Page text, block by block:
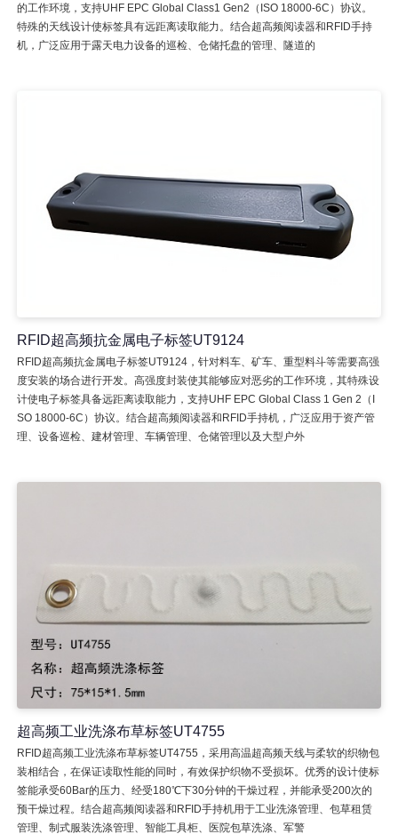
的工作环境，支持UHF EPC Global Class1 Gen2（ISO 18000-6C）协议。
特殊的天线设计使标签具有远距离读取能力。结合超高频阅读器和RFID手持
机，广泛应用于露天电力设备的巡检、仓储托盘的管理、隧道的
RFID超高频抗金属电子标签UT9124
RFID超高频抗金属电子标签UT9124，针对料车、矿车、重型料斗等需要高强
度安装的场合进行开发。高强度封装使其能够应对恶劣的工作环境，其特殊设
计使电子标签具备远距离读取能力，支持UHF EPC Global Class 1 Gen 2（I
SO 18000-6C）协议。结合超高频阅读器和RFID手持机，广泛应用于资产管
理、设备巡检、建材管理、车辆管理、仓储管理以及大型户外
超高频工业洗涤布草标签UT4755
RFID超高频工业洗涤布草标签UT4755，采用高温超高频天线与柔软的织物包
装相结合，在保证读取性能的同时，有效保护织物不受损坏。优秀的设计使标
签能承受60Bar的压力、经受180℃下30分钟的干燥过程，并能承受200次的
预干燥过程。结合超高频阅读器和RFID手持机用于工业洗涤管理、包草租赁
管理、制式服装洗涤管理、智能工具柜、医院包草洗涤、军警